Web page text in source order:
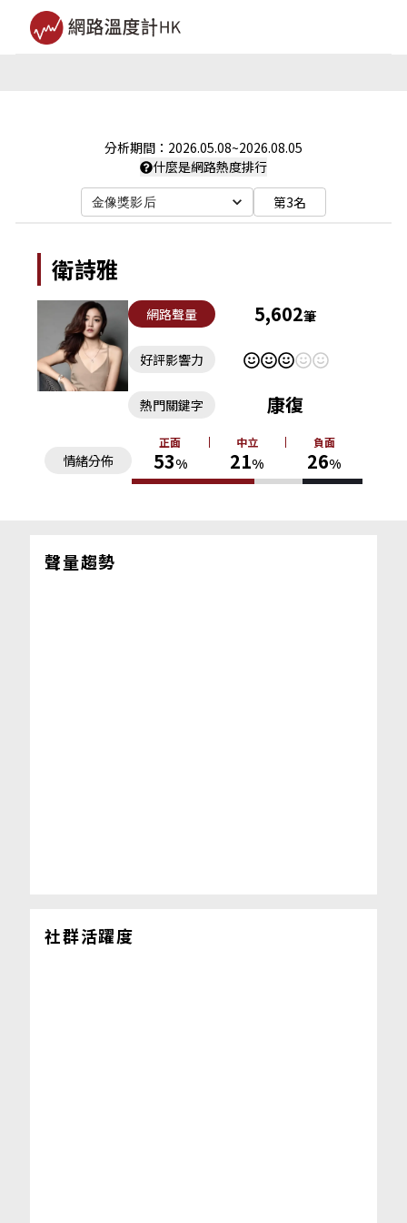
分析期間： 2026.05.08~2026.08.05
什麼是網路熱度排行
金像獎影后 第3名
衛詩雅
網路聲量 5,602筆
好評影響力
情緒分佈
正面
53%
中立
21%
負面
26%
熱門關鍵字 康復
聲量趨勢
社群活躍度